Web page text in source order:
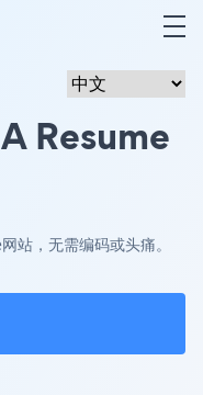
Resume
，无需编码或头痛。